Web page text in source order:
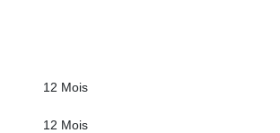
12 Mois
12 Mois